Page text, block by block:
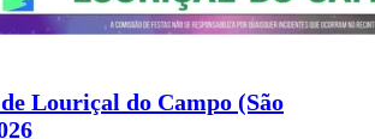
Louriçal do Campo (São